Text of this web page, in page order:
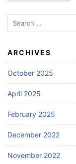
Search
for:
ARCHIVES
October 2025
April 2025
February 2025
December 2022
November 2022